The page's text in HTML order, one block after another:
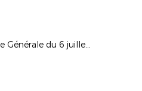
Assemblée Générale du 6 juillet 2024